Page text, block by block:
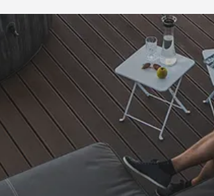
Trusted Shops
4,81/ 5
25.980 Bewertungen